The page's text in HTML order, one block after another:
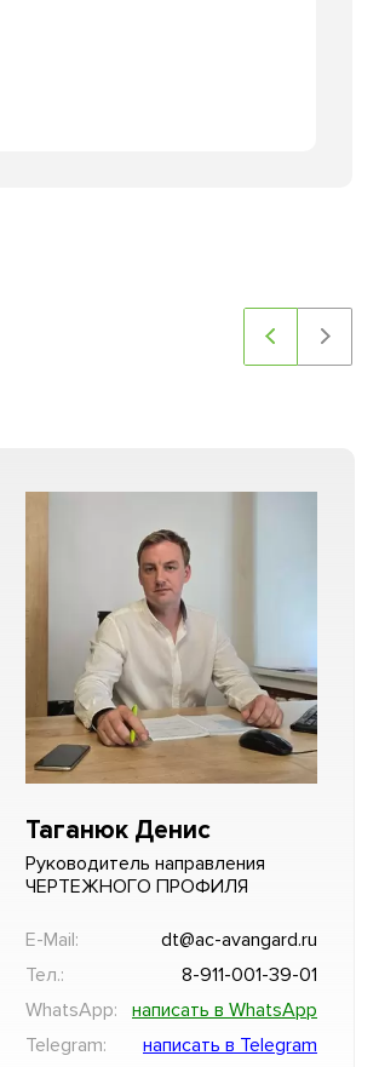
Таганюк Денис
Руководитель направления
ЧЕРТЕЖНОГО ПРОФИЛЯ
E-Mail:
dt@ac-avangard.ru
Тел.:
8-911-001-39-01
WhatsApp:
написать в WhatsApp
Telegram:
написать в Telegram